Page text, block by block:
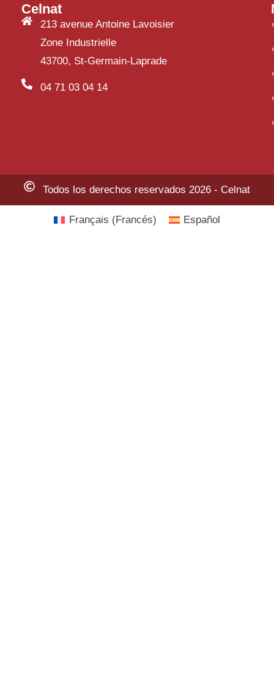
Celnat
213 avenue Antoine Lavoisier
Zone Industrielle
43700, St-Germain-Laprade
04 71 03 04 14
Todos los derechos reservados 2026 - Celnat
Français (Francés) Español